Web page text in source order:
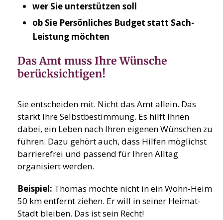
wer Sie unterstützen soll
ob Sie Persönliches Budget statt Sach-
Leistung möchten
Das Amt muss Ihre Wünsche
berücksichtigen!
Sie entscheiden mit. Nicht das Amt allein. Das
stärkt Ihre Selbstbestimmung. Es hilft Ihnen
dabei, ein Leben nach Ihren eigenen Wünschen zu
führen. Dazu gehört auch, dass Hilfen möglichst
barrierefrei und passend für Ihren Alltag
organisiert werden.
Beispiel: Thomas möchte nicht in ein Wohn-Heim
50 km entfernt ziehen. Er will in seiner Heimat-
Stadt bleiben. Das ist sein Recht!